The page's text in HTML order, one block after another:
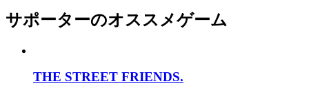
サポーターのオススメゲーム
THE STREET FRIENDS.